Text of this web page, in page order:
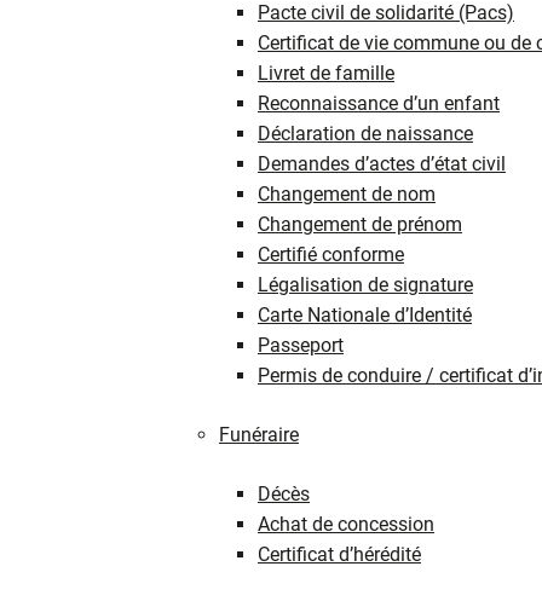
Pacte civil de solidarité (Pacs)
Certificat de vie commune ou de
Livret de famille
Reconnaissance d’un enfant
Déclaration de naissance
Demandes d’actes d’état civil
Changement de nom
Changement de prénom
Certifié conforme
Légalisation de signature
Carte Nationale d’Identité
Passeport
Permis de conduire / certificat
Funéraire
Décès
Achat de concession
Certificat d’hérédité